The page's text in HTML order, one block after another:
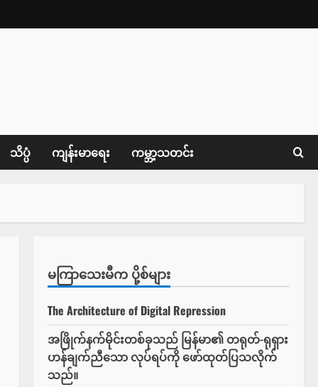
သိပ္ပံ ကျန်းမာရေး ကမ္ဘာ့သတင်း
မကြာသေးမီက ပို့စ်များ
The Architecture of Digital Repression
အဖြိုက်နက်မိုင်းတစ်ခုသည် မြန်မာ၏ တရုတ်-ရုရှား
ဟန်ချက်ညီသော လုပ်ရပ်ကို ဖော်ထုတ်ပြသလိုက်
သည်။